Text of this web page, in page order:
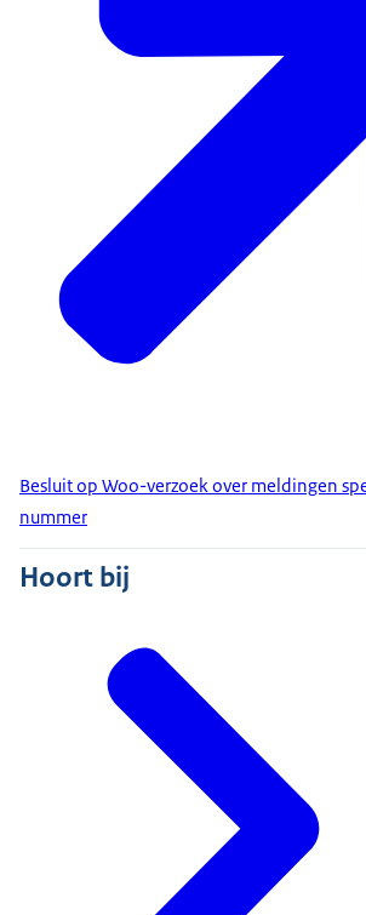
Besluit op Woo-verzoek over meldingen
nummer
Hoort bij